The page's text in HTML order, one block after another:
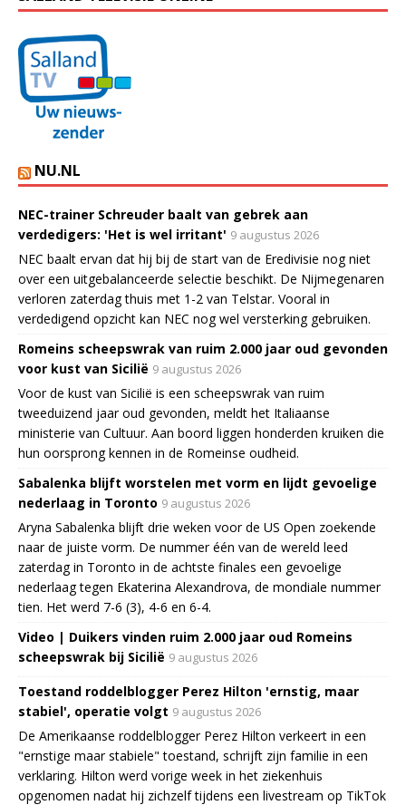
NU.NL
NEC-trainer Schreuder baalt van gebrek aan
verdedigers: 'Het is wel irritant' 9 augustus 2026
NEC baalt ervan dat hij bij de start van de Eredivisie nog niet
over een uitgebalanceerde selectie beschikt. De Nijmegenaren
verloren zaterdag thuis met 1-2 van Telstar. Vooral in
verdedigend opzicht kan NEC nog wel versterking gebruiken.
Romeins scheepswrak van ruim 2.000 jaar oud gevonden
voor kust van Sicilië 9 augustus 2026
Voor de kust van Sicilië is een scheepswrak van ruim
tweeduizend jaar oud gevonden, meldt het Italiaanse
ministerie van Cultuur. Aan boord liggen honderden kruiken die
hun oorsprong kennen in de Romeinse oudheid.
Sabalenka blijft worstelen met vorm en lijdt gevoelige
nederlaag in Toronto 9 augustus 2026
Aryna Sabalenka blijft drie weken voor de US Open zoekende
naar de juiste vorm. De nummer één van de wereld leed
zaterdag in Toronto in de achtste finales een gevoelige
nederlaag tegen Ekaterina Alexandrova, de mondiale nummer
tien. Het werd 7-6 (3), 4-6 en 6-4.
Video | Duikers vinden ruim 2.000 jaar oud Romeins
scheepswrak bij Sicilië 9 augustus 2026
Toestand roddelblogger Perez Hilton 'ernstig, maar
stabiel', operatie volgt 9 augustus 2026
De Amerikaanse roddelblogger Perez Hilton verkeert in een
"ernstige maar stabiele" toestand, schrijft zijn familie in een
verklaring. Hilton werd vorige week in het ziekenhuis
opgenomen nadat hij zichzelf tijdens een livestream op TikTok